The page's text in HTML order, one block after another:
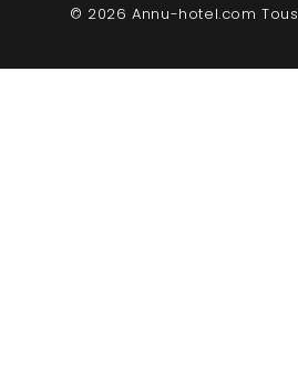
© 2026 Annu-hotel.com